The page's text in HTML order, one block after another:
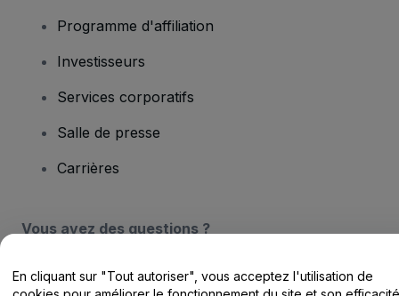
Programme d'affiliation
Investisseurs
Services corporatifs
Salle de presse
Carrières
Vous avez des questions ?
Centre d'assistance / Nous contacter
En cliquant sur "Tout autoriser", vous acceptez l'utilisation de